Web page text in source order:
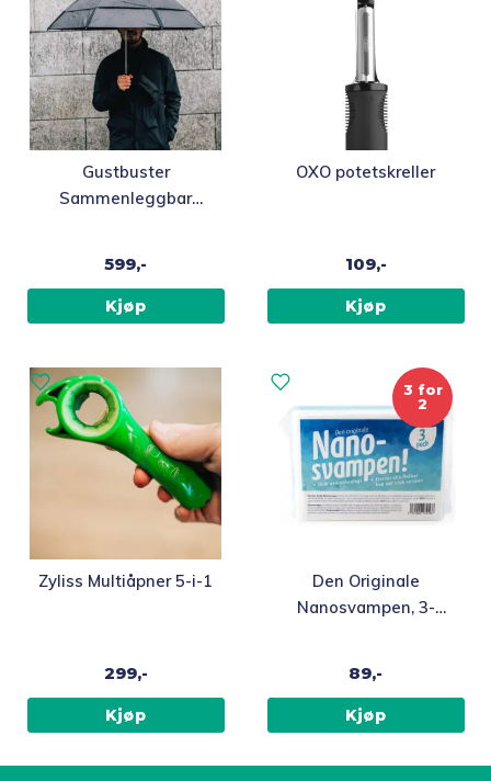
Gustbuster
Sammenleggbar
599,-
Kjøp
OXO potetskreller
109,-
Kjøp
Zyliss Multiåpner 5-i-1
299,-
Kjøp
3 for
2
Den Originale
Nanosvampen, 3-
89,-
Kjøp